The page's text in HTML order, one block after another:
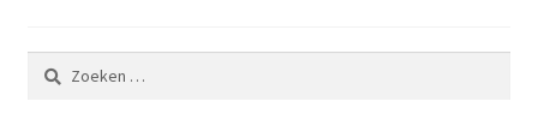
Zoeken
naar: